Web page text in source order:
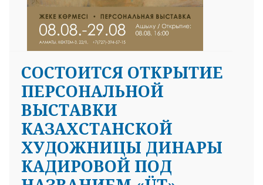
СОСТОИТСЯ ОТКРЫТИЕ
ПЕРСОНАЛЬНОЙ
ВЫСТАВКИ
КАЗАХСТАНСКОЙ
ХУДОЖНИЦЫ ДИНАРЫ
КАДИРОВОЙ ПОД